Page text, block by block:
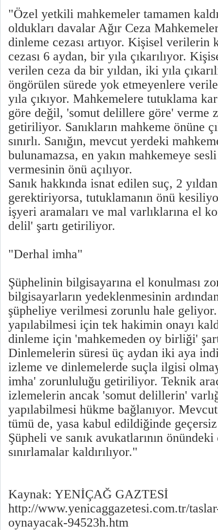
"Özel yetkili mahkemeler tamamen
oldukları davalar Ağır Ceza
dinleme cezası artıyor. Kişisel verilerin
cezası 6 aydan, bir yıla çıkarılıyor.
verilen ceza da bir yıldan, iki yıla
öngörülen sürede yok etmeyenlere
yıla çıkıyor. Mahkemelere tutuklama
göre değil, 'somut delillere göre' verme
getiriliyor. Sanıkların mahkeme önüne
sınırlı. Sanığın, mevcut yerdeki
bulunamazsa, en yakın mahkemeye
vermesinin önü açılıyor.
Sanık hakkında isnat edilen suç, 2
gerektiriyorsa, tutuklamanın önü
işyeri aramaları ve mal varlıklarına el
delil' şartı getiriliyor.
"Derhal imha"
Şüphelinin bilgisayarına el konulması
bilgisayarların yedeklenmesinin
şüpheliye verilmesi zorunlu hale
yapılabilmesi için tek hakimin onayı
dinleme için 'mahkemeden oy birliği'
Dinlemelerin süresi üç aydan iki aya
izleme ve dinlemelerde suçla ilgisi
imha' zorunluluğu getiriliyor. Teknik
izlemelerin ancak 'somut delillerin'
yapılabilmesi hükme bağlanıyor.
tümü de, yasa kabul edildiğinde
Şüpheli ve sanık avukatlarının
sınırlamalar kaldırılıyor."
Kaynak: YENİÇAĞ GAZTESİ
http://www.yenicaggazetesi.com.tr/
oynayacak-94523h.htm